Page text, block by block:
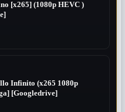
[x265] (1080p HEVC )
Infinito (x265 1080p
[Googledrive]